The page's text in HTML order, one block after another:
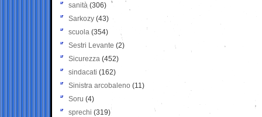
sanità (306)
Sarkozy (43)
scuola (354)
Sestri Levante (2)
Sicurezza (452)
sindacati (162)
Sinistra arcobaleno (11)
Soru (4)
sprechi (319)